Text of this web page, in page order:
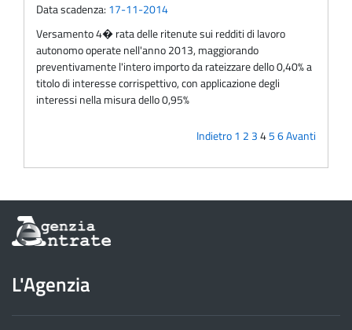
Data scadenza: 17-11-2014
Versamento 4� rata delle ritenute sui redditi di lavoro
autonomo operate nell'anno 2013, maggiorando
preventivamente l'intero importo da rateizzare dello 0,40% a
titolo di interesse corrispettivo, con applicazione degli
interessi nella misura dello 0,95%
Indietro1 2 3456Avanti
Informazioni
sul
dell'Agenzia
delle
Entrate
L'Agenzia